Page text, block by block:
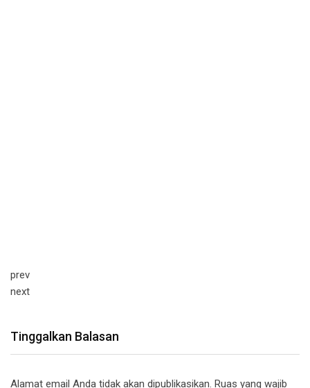
prev
next
Tinggalkan Balasan
Alamat email Anda tidak akan dipublikasikan. Ruas yang wajib